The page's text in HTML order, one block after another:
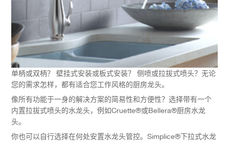
单柄或双柄？ 壁挂式安装或板式安装？ 侧喷或拉拔式喷头？无论
您的需求怎样，都有适合您工作风格的厨房龙头。
像所有功能于一身的解决方案的简易性和方便性？选择带有一个
内置拉拔式喷头的水龙头，例如Cruette®或Bellera®厨房水龙
头。
你也可以自行选择在何处安置水龙头管控。Simplice®下拉式水龙